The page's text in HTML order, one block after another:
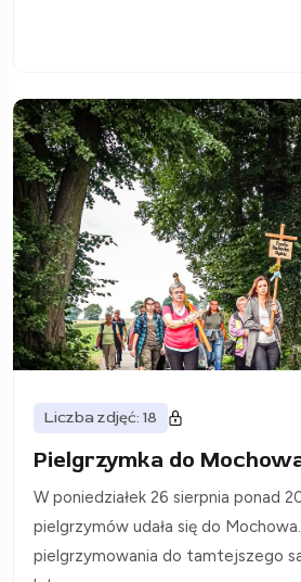
Liczba zdjęć: 18
Pielgrzymka do
W poniedziałek 26 sierpnia ponad
pielgrzymów udała się do
pielgrzymowania do tamtejszego